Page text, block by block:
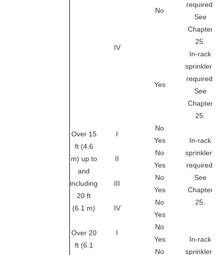
IV
No
required.
See
Chapter
25.
Yes
In-rack
sprinklers
required.
See
Chapter
25.
Over 15
ft (4.6
m) up to
and
including
20 ft
(6.1 m)
I
No
In-rack
sprinklers
required.
See
Chapter
25.
Yes
II
No
Yes
III
No
Yes
IV
No
Yes
Over 20
ft (6.1
I
No
In-rack
sprinklers
Yes
No